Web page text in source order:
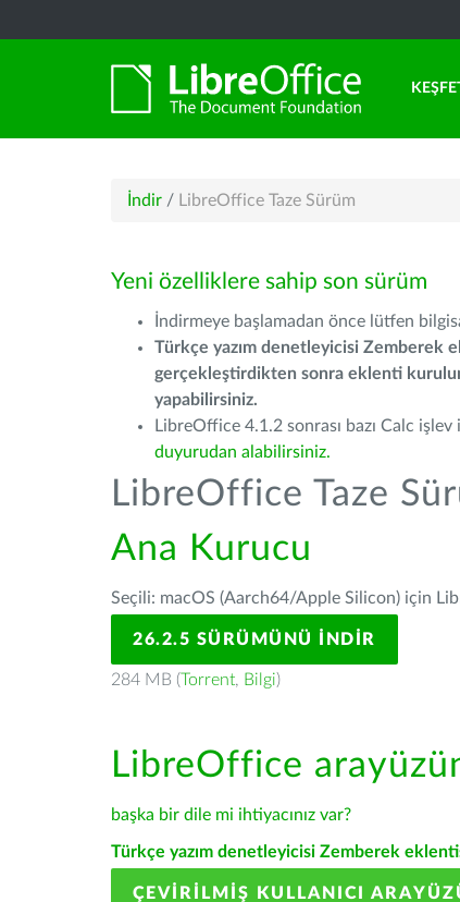
İndir / LibreOffice Taze Sürüm
Yeni özelliklere sahip son sürüm
İndirmeye başlamadan önce lütfen
Türkçe yazım denetleyicisi Zemberek
gerçekleştirdikten sonra eklenti
yapabilirsiniz.
LibreOffice 4.1.2 sonrası bazı Calc
duyurudan alabilirsiniz.
LibreOffice Taze
Ana Kurucu
Seçili: macOS (Aarch64/Apple Silicon) için
26.2.5 SÜRÜMÜNÜ İNDIR
284 MB (Torrent, Bilgi)
LibreOffice
başka bir dile mi ihtiyacınız var?
Türkçe yazım denetleyicisi Zemberek
ÇEVIRILMIŞ KULLANICI